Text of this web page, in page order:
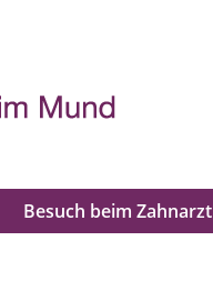
Besuch beim Zahnarzt